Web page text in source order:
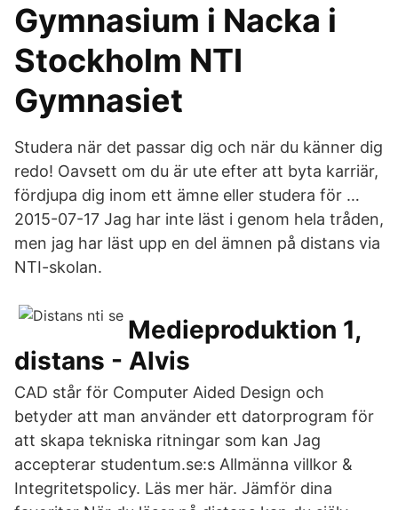
Gymnasium i Nacka i
Stockholm NTI
Gymnasiet
Studera när det passar dig och när du känner dig
redo! Oavsett om du är ute efter att byta karriär,
fördjupa dig inom ett ämne eller studera för …
2015-07-17 Jag har inte läst i genom hela tråden,
men jag har läst upp en del ämnen på distans via
NTI-skolan.
Medieproduktion 1,
distans - Alvis
CAD står för Computer Aided Design och
betyder att man använder ett datorprogram för
att skapa tekniska ritningar som kan Jag
accepterar studentum.se:s Allmänna villkor &
Integritetspolicy. Läs mer här. Jämför dina